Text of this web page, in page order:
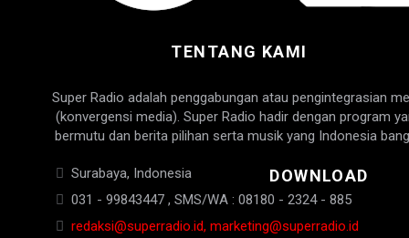
TENTANG KAMI
Super Radio adalah penggabungan atau pengintegrasian
(konvergensi media). Super Radio hadir dengan program
bermutu dan berita pilihan serta musik yang Indonesia
Surabaya, Indonesia
031 - 99843447 , SMS/WA : 08180 - 2324 - 885
redaksi@superradio.id, marketing@superradio.id
DOWNLOAD